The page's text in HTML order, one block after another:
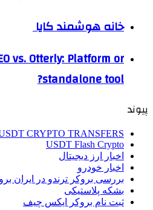
خانه هوشمند کایا
vs. Otterly: Platform or
standalone tool?
پیوند
CRYPTO TRANSFERS
USDT Flash Crypto
اخبار ارز دیجیتال
اخبار خودرو
بررسی بروکر ترندو در ایران
بشکه پلاستیکی
ثبت نام بروکر ایکس چیف